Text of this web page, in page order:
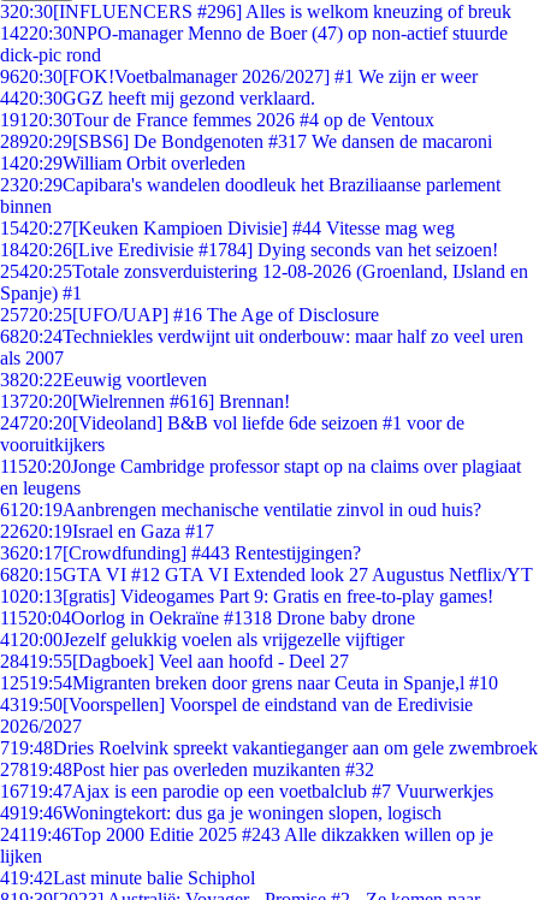
320:30[INFLUENCERS #296] Alles is welkom kneuzing of breuk
14220:30NPO-manager Menno de Boer (47) op non-actief stuurde
dick-pic rond
9620:30[FOK!Voetbalmanager 2026/2027] #1 We zijn er weer
4420:30GGZ heeft mij gezond verklaard.
191 20:30Tour de France femmes 2026 #4 op de Ventoux
28920:29[SBS6] De Bondgenoten #317 We dansen de macaroni
1420:29William Orbit overleden
2320:29Capibara's wandelen doodleuk het Braziliaanse parlement
binnen
15420:27[Keuken Kampioen Divisie] #44 Vitesse mag weg
18420:26[Live Eredivisie #1784] Dying seconds van het seizoen!
25420:25Totale zonsverduistering 12-08-2026 (Groenland, IJsland en
Spanje) #1
25720:25[UFO/UAP] #16 The Age of Disclosure
6820:24Techniekles verdwijnt uit onderbouw: maar half zo veel uren
als 2007
3820:22Eeuwig voortleven
13720:20[Wielrennen #616] Brennan!
24720:20[Videoland] B&B vol liefde 6de seizoen #1 voor de
vooruitkijkers
11520:20Jonge Cambridge professor stapt op na claims over plagiaat
en leugens
61 20:19Aanbrengen mechanische ventilatie zinvol in oud huis?
22620:19Israel en Gaza #17
3620:17[Crowdfunding] #443 Rentestijgingen?
6820:15GTA VI #12 GTA VI Extended look 27 Augustus Netflix/YT
1020:13[gratis] Videogames Part 9: Gratis en free-to-play games!
11520:04Oorlog in Oekraïne #1318 Drone baby drone
41 20:00Jezelf gelukkig voelen als vrijgezelle vijftiger
28419:55[Dagboek] Veel aan hoofd - Deel 27
12519:54Migranten breken door grens naar Ceuta in Spanje,l #10
4319:50[Voorspellen] Voorspel de eindstand van de Eredivisie
2026/2027
719:48Dries Roelvink spreekt vakantieganger aan om gele zwembroek
27819:48Post hier pas overleden muzikanten #32
16719:47Ajax is een parodie op een voetbalclub #7 Vuurwerkjes
4919:46Woningtekort: dus ga je woningen slopen, logisch
24119:46Top 2000 Editie 2025 #243 Alle dikzakken willen op je
lijken
419:42Last minute balie Schiphol